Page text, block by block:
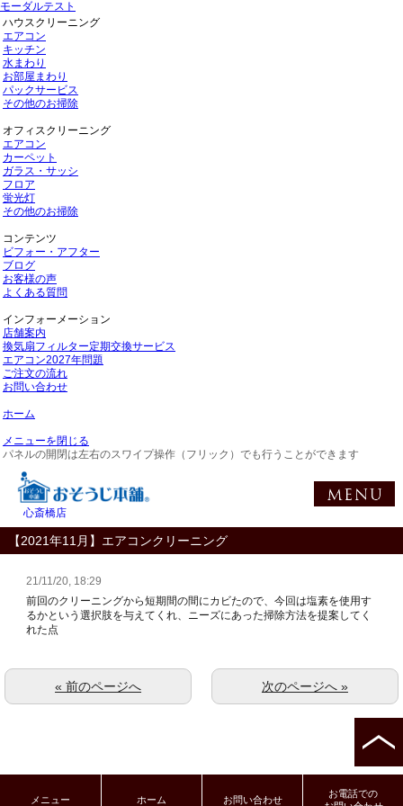
モーダルテスト
ハウスクリーニング
エアコン
キッチン
水まわり
お部屋まわり
パックサービス
その他のお掃除
オフィスクリーニング
エアコン
カーペット
ガラス・サッシ
フロア
蛍光灯
その他のお掃除
コンテンツ
ビフォー・アフター
ブログ
お客様の声
よくある質問
インフォーメーション
店舗案内
換気扇フィルター定期交換サービス
エアコン2027年問題
ご注文の流れ
お問い合わせ
ホーム
メニューを閉じる
パネルの開閉は左右のスワイプ操作（フリック）でも行うことができます
心斎橋店
【2021年11月】エアコンクリーニング
21/11/20, 18:29
前回のクリーニングから短期間の間にカビたので、今回は塩素を使用す
るかという選択肢を与えてくれ、ニーズにあった掃除方法を提案してく
れた点
次のページへ »
« 前のページへ
メニュー ホーム お問い合わせ
お電話での